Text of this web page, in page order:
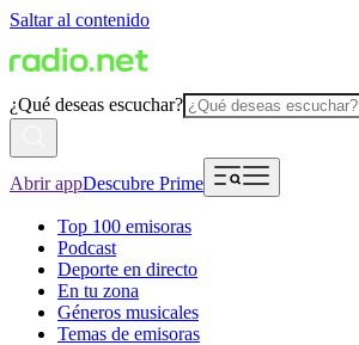
Saltar al contenido
¿Qué deseas escuchar?
Abrir appDescubre Prime
Top 100 emisoras
Podcast
Deporte en directo
En tu zona
Géneros musicales
Temas de emisoras